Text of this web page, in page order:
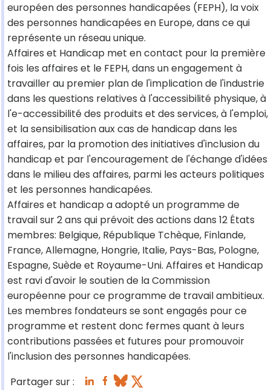
européen des personnes handicapées (FEPH), la voix
des personnes handicapées en Europe, dans ce qui
représente un réseau unique.
Affaires et Handicap met en contact pour la première
fois les affaires et le FEPH, dans un engagement à
travailler au premier plan de l'implication de l'industrie
dans les questions relatives à l'accessibilité physique, à
l'e-accessibilité des produits et des services, à l'emploi,
et la sensibilisation aux cas de handicap dans les
affaires, par la promotion des initiatives d'inclusion du
handicap et par l'encouragement de l'échange d'idées
dans le milieu des affaires, parmi les acteurs politiques
et les personnes handicapées.
Affaires et handicap a adopté un programme de
travail sur 2 ans qui prévoit des actions dans 12 États
membres: Belgique, République Tchèque, Finlande,
France, Allemagne, Hongrie, Italie, Pays-Bas, Pologne,
Espagne, Suède et Royaume-Uni. Affaires et Handicap
est ravi d'avoir le soutien de la Commission
européenne pour ce programme de travail ambitieux.
Les membres fondateurs se sont engagés pour ce
programme et restent donc fermes quant à leurs
contributions passées et futures pour promouvoir
l'inclusion des personnes handicapées.
Partager sur :